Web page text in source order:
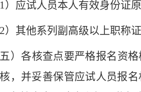
1）应试人员本人有效身份证
2）其他系列副高级以上职称
五）各核查点要严格报名资
，并妥善保管应试人员报